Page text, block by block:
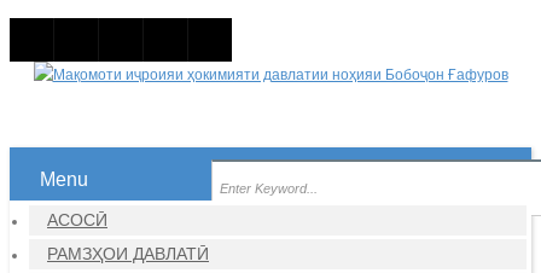
Menu
АСОСӢ
РАМЗҲОИ ДАВЛАТӢ